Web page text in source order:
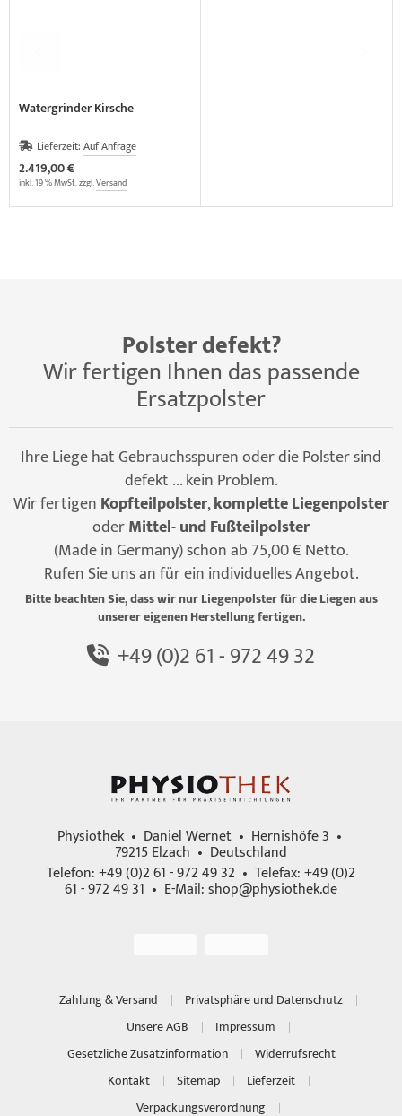
Watergrinder Kirsche
Lieferzeit: Auf Anfrage
2.419,00 €
inkl. 19 % MwSt. zzgl.Versand
Polster defekt?
Wir fertigen Ihnen das passende
Ersatzpolster
Ihre Liege hat Gebrauchsspuren oder die Polster sind
defekt ... kein Problem.
Wir fertigen Kopfteilpolster,komplette Liegenpolster
oderMittel- und Fußteilpolster
(Made in Germany) schon ab 75,00 € Netto.
Rufen Sie uns an für ein individuelles Angebot.
Bitte beachten Sie, dass wir nur Liegenpolster für die Liegen aus
unserer eigenen Herstellung fertigen.
+49 (0)2 61 - 972 49 32
Physiothek • Daniel Wernet • Hernishöfe 3 •
79215 Elzach • Deutschland
Telefon: +49 (0)2 61 - 972 49 32 • Telefax: +49 (0)2
61 - 972 49 31 • E-Mail:shop@physiothek.de
Zahlung & Versand
Privatsphäre und Datenschutz
Unsere AGB
Impressum
Gesetzliche Zusatzinformation
Widerrufsrecht
Kontakt
Sitemap
Lieferzeit
Verpackungsverordnung